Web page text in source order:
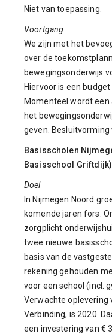
Niet van toepassing.
Voortgang
We zijn met het
over de
bewegingsonderwijs
Hiervoor is een
Momenteel wordt
het
geven.
Basisscholen
Basisschool Griftdijk)
Doel
In Nijmegen Noord
komende jaren fors.
zorgplicht
twee nieuwe
basis van de
rekening gehouden
voor een school (incl.
Verwachte oplevering
Verbinding, is 2020.
een investering van €